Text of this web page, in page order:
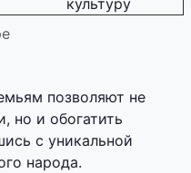
культуру
позволяют не
но и обогатить
с уникальной
народа.